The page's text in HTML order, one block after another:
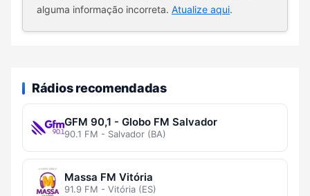
alguma informação incorreta. Atualize aqui.
Rádios recomendadas
GFM 90,1 - Globo FM Salvador
90.1 FM - Salvador (BA)
Massa FM Vitória
91.9 FM - Vitória (ES)